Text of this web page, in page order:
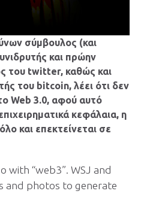
σύμβουλος (και
και πρώην
του twitter, καθώς και
του bitcoin, λέει ότι δεν
Web 3.0, αφού αυτό
κεφάλαια, η
και επεκτείνεται σε
with “web3”. WSJ and
and photos to generate